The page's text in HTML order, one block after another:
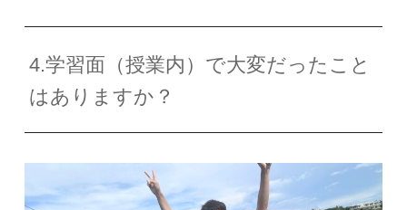
4.学習面（授業内）で大変だったこと
はありますか？